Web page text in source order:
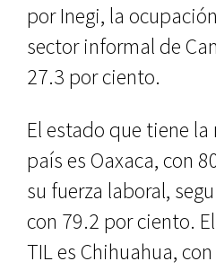
por Inegi, la
sector informal de
27.3 por ciento.
El estado que tiene la
país es Oaxaca, con
su fuerza laboral,
con 79.2 por ciento.
TIL es Chihuahua,